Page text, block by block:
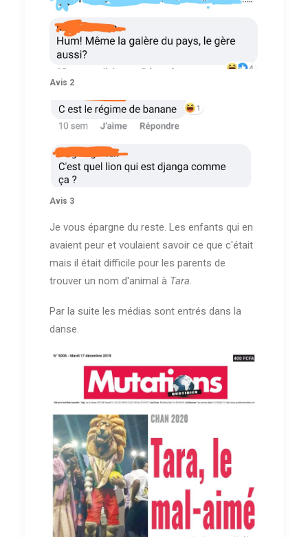
Avis 2
Avis 3
Je vous épargne du reste. Les enfants qui en
avaient peur et voulaient savoir ce que c'était
mais il était difficile pour les parents de
trouver un nom d'animal à Tara.
Par la suite les médias sont entrés dans la
danse.